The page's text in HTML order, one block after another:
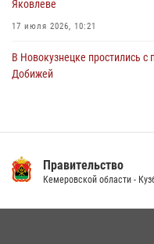
Яковлеве
17 июля 2026, 10:21
В Новокузнецке простились
Добижей
14 июля 2026, 08:52 1
Правительство
Кемеровской области -